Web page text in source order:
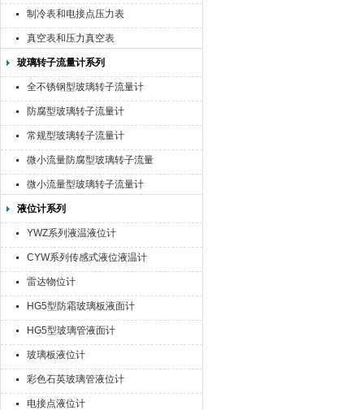
制冷表和电接点压力表
真空表和压力真空表
玻璃转子流量计系列
全不锈钢型玻璃转子流量计
防腐型玻璃转子流量计
常规型玻璃转子流量计
微小流量防腐型玻璃转子流量
计
微小流量型玻璃转子流量计
液位计系列
YWZ系列液温液位计
CYW系列传感式液位液温计
雷达物位计
HG5型防霜玻璃板液面计
HG5型玻璃管液面计
玻璃板液位计
彩色石英玻璃管液位计
电接点液位计